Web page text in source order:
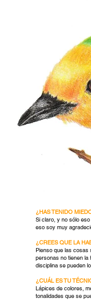
¿HAS TENIDO
Si claro, y no sólo
eso soy muy
¿CREES QUE LA
Pienso que las
personas no tienen la
disciplina se pueden
¿CUÁL ES TU
Lápices de colores,
tonalidades que se